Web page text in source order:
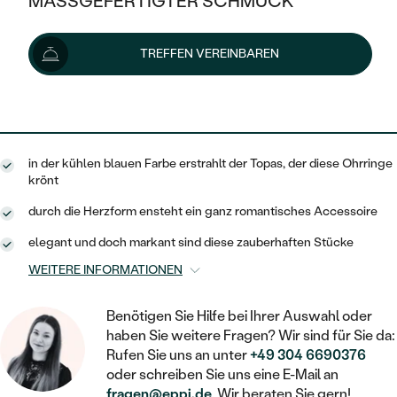
KLASSISCH
V-FORM
VINTAGE
AUSSERGEWÖHNLICHE
GEHÄMMERTE
VON HAND GRAVIERTE
MIT MEHREREN DIAMANTEN
HALO
VINTAGE
AUSSERGEWÖHNLICH
WÄHLE EINEN RING
DIAMANTEN ZUM EINFASSEN
AUSVERKAUF
WENN SCHMUCK HILFT
NACH TYP
OHRRINGE
RINGE
ANHÄNGER / KETTEN
SCHMUCKSET
HERRENSCHMUCK
PLATIN
OHRSTECKER
MINIMALISTISCHE
OHRHÄNGER
SOLITÄR
HERZ
GOLD
SILBER
NACH STYL
SOLITÄR
ZUR GEBURT EINES KINDES
MIT STERNZEICHEN
MINIMALISTISCH
AUSVERKAUF
GOLD
SILBER
PLATIN
NACH STYL
MEMOIRE
MINIMALISTISCHE
TREFFEN VEREINBAREN
113 €
Lieferoptionen
in der kühlen blauen Farbe erstrahlt der Topas, der diese Ohrringe
krönt
durch die Herzform ensteht ein ganz romantisches Accessoire
elegant und doch markant sind diese zauberhaften Stücke
WEITERE INFORMATIONEN
Benötigen Sie Hilfe bei Ihrer Auswahl oder
haben Sie weitere Fragen? Wir sind für Sie da:
Rufen Sie uns an unter+49 304 6690376
oder schreiben Sie uns eine E-Mail an